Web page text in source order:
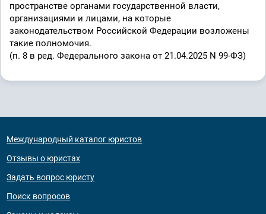
пространстве органами государственной власти,
организациями и лицами, на которые
законодательством Российской Федерации возложены
такие полномочия.
(п. 8 в ред. Федерального закона от 21.04.2025 N 99-ФЗ)
Международный каталог юристов
Отзывы о юристах
Задать вопрос юристу
Поиск вопросов